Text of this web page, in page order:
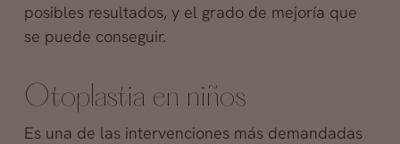
posibles resultados, y el grado de mejoría que
se puede conseguir.
Otoplastia en niños
Es una de las intervenciones más demandadas